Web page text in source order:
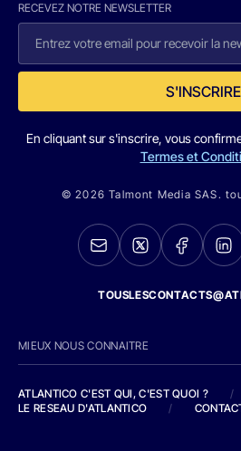
RECEVEZ NOTRE NEWSLETTER
S'INSCRIRE
En cliquant sur s'inscrire, vous
Termes et
© 2026 Talmont Media SAS.
MIEUX NOUS CONNAITRE
ATLANTICO C'EST QUI, C'EST QUOI ?
/
LE RESEAU D'ATLANTICO
/